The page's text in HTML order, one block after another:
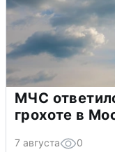
МЧС
грохоте в
7 августа 0